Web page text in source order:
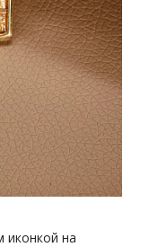
иконкой на